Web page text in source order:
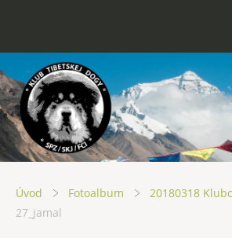
Úvod Fotoalbum
20180318
27_jamal